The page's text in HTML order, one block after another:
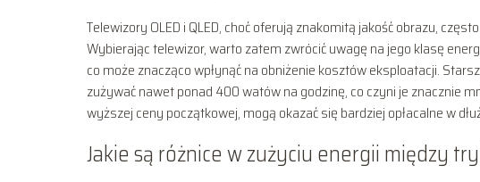
Telewizory OLED i QLED, choć oferują znakomitą jakość obrazu,
Wybierając telewizor, warto zatem zwrócić uwagę na jego klasę
co może znacząco wpłynąć na obniżenie kosztów eksploatacji.
zużywać nawet ponad 400 watów na godzinę, co czyni je znacznie
wyższej ceny początkowej, mogą okazać się bardziej opłacalne w
Jakie są różnice w zużyciu energii między